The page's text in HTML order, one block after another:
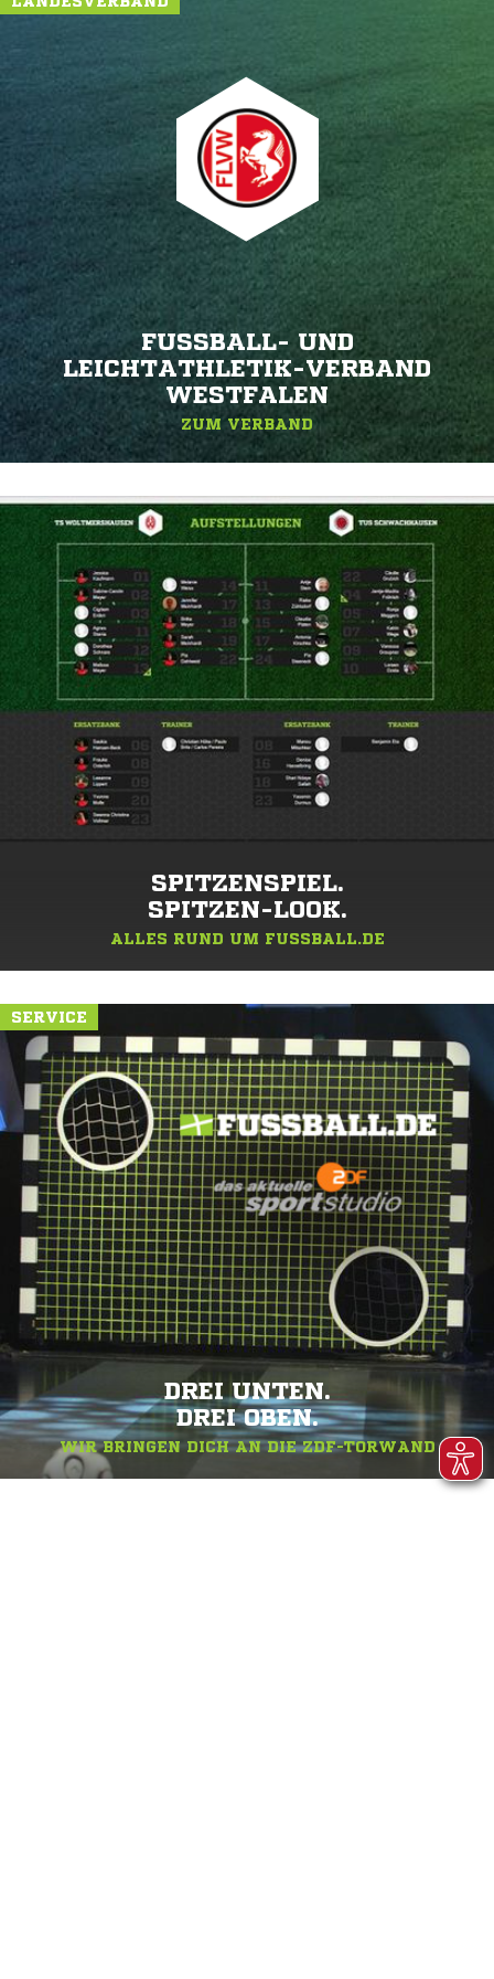
FUSSBALL- UND L
EICHTATHLETIK-VERBAND W
ESTFALEN
ZUM VERBAND
SPITZENSPIEL.
SPITZEN-LOOK.
ALLES RUND UM FUSSBALL.DE
SERVICE
DREI UNTEN.
DREI OBEN.
WIR BRINGEN DICH AN DIE ZDF-TORWAND